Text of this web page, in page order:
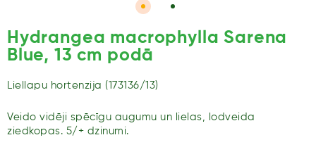
Hydrangea macrophylla Sarena
Blue, 13 cm podā
Liellapu hortenzija (173136/13)
Veido vidēji spēcīgu augumu un lielas, lodveida
ziedkopas. 5/+ dzinumi.